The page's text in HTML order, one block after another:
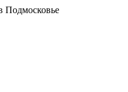
Подмосковье